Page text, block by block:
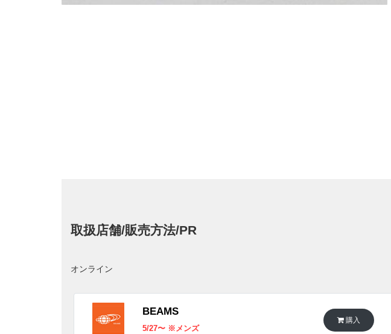
取扱店舗/販売方法/PR
オンライン
BEAMS
5/27〜 ※メンズ
購入